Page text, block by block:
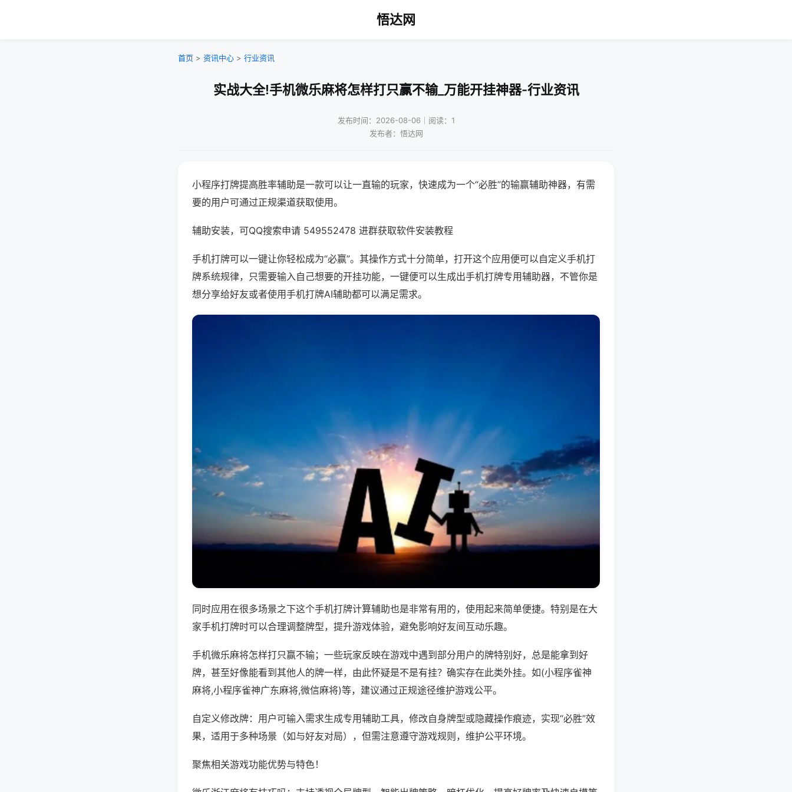
悟达网
首页 > 资讯中心 > 行业资讯
实战大全!手机微乐麻将怎样打只赢不输_万能开挂神器-行业资讯
发布时间：2026-08-06｜阅读：1
发布者：悟达网
小程序打牌提高胜率辅助是一款可以让一直输的玩家，快速成为一个“必胜”的输赢辅助神器，有需
要的用户可通过正规渠道获取使用。
辅助安装，可QQ搜索申请 549552478 进群获取软件安装教程
手机打牌可以一键让你轻松成为“必赢”。其操作方式十分简单，打开这个应用便可以自定义手机打
牌系统规律，只需要输入自己想要的开挂功能，一键便可以生成出手机打牌专用辅助器，不管你是
想分享给好友或者使用手机打牌AI辅助都可以满足需求。
同时应用在很多场景之下这个手机打牌计算辅助也是非常有用的，使用起来简单便捷。特别是在大
家手机打牌时可以合理调整牌型，提升游戏体验，避免影响好友间互动乐趣。
手机微乐麻将怎样打只赢不输；一些玩家反映在游戏中遇到部分用户的牌特别好，总是能拿到好
牌，甚至好像能看到其他人的牌一样，由此怀疑是不是有挂？确实存在此类外挂。如(小程序雀神
麻将,小程序雀神广东麻将,微信麻将)等，建议通过正规途径维护游戏公平。
自定义修改牌：用户可输入需求生成专用辅助工具，修改自身牌型或隐藏操作痕迹，实现“必胜”效
果，适用于多种场景（如与好友对局），但需注意遵守游戏规则，维护公平环境。
聚焦相关游戏功能优势与特色！